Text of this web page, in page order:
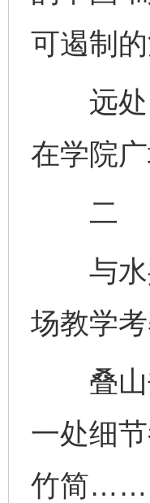
可遏制
远处，
在学院
二
与水共
场教学
叠山书
一处细
竹简……